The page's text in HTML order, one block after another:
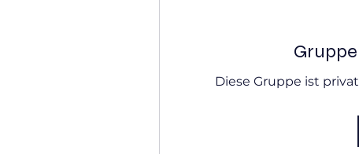
Diese Gruppe ist